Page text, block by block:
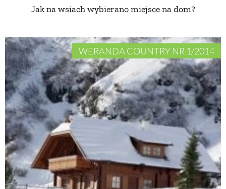
Jak na wsiach wybierano miejsce na dom?
WERANDA COUNTRY NR 1/2014
NATURALNIE
URODA
NATURALNA APTECZKA
DLA DOMU
EKO ŻYCIE
PRZYRODA